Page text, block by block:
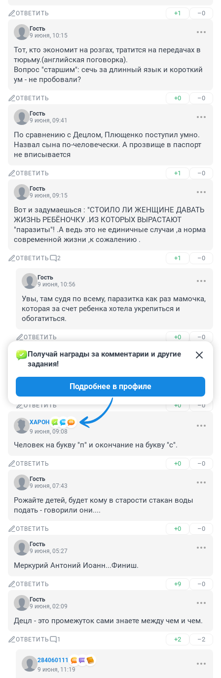
ОТВЕТИТЬ +1 –0
Гость
9 июня, 10:15
Тот, кто экономит на розгах, тратится на передачах в
тюрьму.(английская поговорка).
Вопрос "старшим": сечь за длинный язык и короткий
ум - не пробовали?
ОТВЕТИТЬ +0 –0
Гость
9 июня, 09:41
По сравнению с Децлом, Плющенко поступил умно.
Назвал сына по-человечески. А прозвище в паспорт
не вписывается
ОТВЕТИТЬ +1 –0
Гость
9 июня, 09:15
Вот и задумаешься : "СТОИЛО ЛИ ЖЕНЩИНЕ ДАВАТЬ
ЖИЗНЬ РЕБЁНОЧКУ .ИЗ КОТОРЫХ ВЫРАСТАЮТ
"паразиты"! .А ведь это не единичные случаи ,а норма
современной жизни ,к сожалению .
ОТВЕТИТЬ 2 +1 –0
Гость
9 июня, 10:56
Увы, там судя по всему, паразитка как раз мамочка,
которая за счет ребенка хотела укрепиться и
обогатиться.
ОТВЕТИТЬ +0 –0
284060111
9 июня, 11:18
сами вырастают или их такие мамы воспитывают?
или не воспитывают?
ОТВЕТИТЬ +0 –0
XAPOH
Получай награды за комментарии и другие
задания!
Подробнее в профиле
9 июня, 09:08
Человек на букву "п" и окончание на букву "с".
ОТВЕТИТЬ +0 –0
Гость
9 июня, 07:43
Рожайте детей, будет кому в старости стакан воды
подать - говорили они....
ОТВЕТИТЬ +0 –0
Гость
9 июня, 05:27
Меркурий Антоний Иоанн...Финиш.
ОТВЕТИТЬ +9 –0
Гость
9 июня, 02:09
Децл - это промежуток сами знаете между чем и чем.
ОТВЕТИТЬ 1 +2 –2
284060111
9 июня, 11:19